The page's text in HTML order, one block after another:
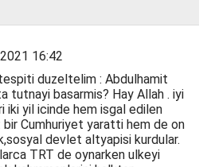
16:42
duzeltelim : Abdulhamit
tutnayi basarmis? Hay Allah . iyi
iki yil icinde hem isgal edilen
Cumhuriyet yaratti hem de on
devlet altyapisi kurdular.
TRT de oynarken ulkeyi